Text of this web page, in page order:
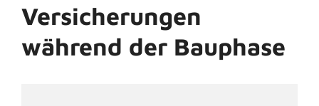
Versicherungen
während der Bauphase